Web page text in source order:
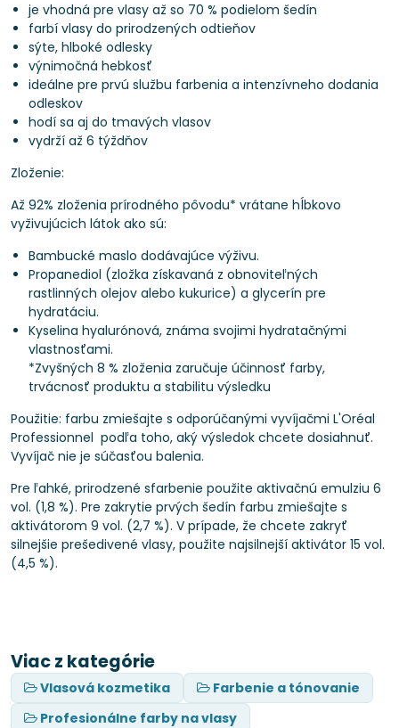
je vhodná pre vlasy až so 70 % podielom šedín
farbí vlasy do prirodzených odtieňov
sýte, hlboké odlesky
výnimočná hebkosť
ideálne pre prvú službu farbenia a intenzívneho dodania
odleskov
hodí sa aj do tmavých vlasov
vydrží až 6 týždňov
Zloženie:
Až 92% zloženia prírodného pôvodu* vrátane hĺbkovo
vyživujúcich látok ako sú:
Bambucké maslo dodávajúce výživu.
Propanediol (zložka získavaná z obnoviteľných
rastlinných olejov alebo kukurice) a glycerín pre
hydratáciu.
Kyselina hyalurónová, známa svojimi hydratačnými
vlastnosťami.
*Zvyšných 8 % zloženia zaručuje účinnosť farby,
trvácnosť produktu a stabilitu výsledku
Použitie: farbu zmiešajte s odporúčanými vyvíjačmi L'Oréal
Professionnel podľa toho, aký výsledok chcete dosiahnuť.
Vyvíjač nie je súčasťou balenia.
Pre ľahké, prirodzené sfarbenie použite aktivačnú emulziu 6
vol. (1,8 %). Pre zakrytie prvých šedín farbu zmiešajte s
aktivátorom 9 vol. (2,7 %). V prípade, že chcete zakryť
silnejšie prešedivené vlasy, použite najsilnejší aktivátor 15 vol.
(4,5 %).
Viac z kategórie
Vlasová kozmetika
Farbenie a tónovanie
Profesionálne farby na vlasy